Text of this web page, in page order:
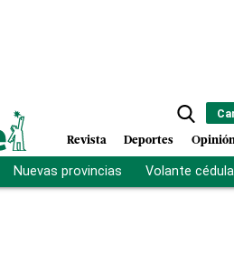
Revista Deportes
Nuevas provincias Volante cédula